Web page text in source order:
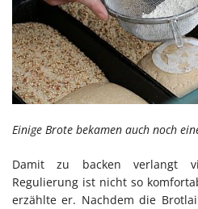
Einige Brote bekamen auch noch
Damit zu backen verlangt
Regulierung ist nicht so
erzählte er. Nachdem die